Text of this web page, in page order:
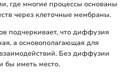
где многие процессы основаны
через клеточные мембраны.
подчеркивает, что диффузия
а основополагающая для
Без диффузии
бы иметь место.